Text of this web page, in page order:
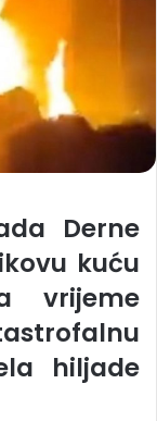
Derne
kuću
vrijeme
hiljade